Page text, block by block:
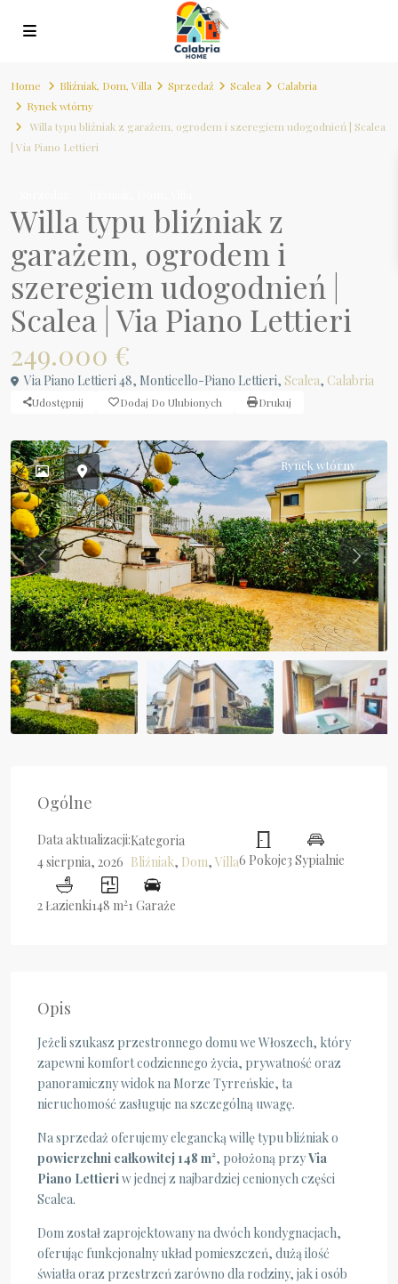
Home Bliźniak, Dom,Villa Sprzedaż Scalea
Calabria
Rynek wtórny
Willa typu bliźniak z garażem, ogrodem i szeregiem udogodnień | Scalea
| Via Piano Lettieri
Willa typu bliźniak z
garażem, ogrodem i
szeregiem udogodnień |
Scalea | Via Piano Lettieri
249.000 €
Via Piano Lettieri 48, Monticello-Piano Lettieri, Scalea, Calabria
Udostępnij Dodaj Do Ulubionych Drukuj
Rynek wtórny
Previous
Ogólne
Data aktualizacji:
4 sierpnia, 2026
Kategoria
Bliźniak, Dom, Villa6 Pokoje3 Sypialnie
2 Łazienki148 m21 Garaże
Opis
Jeżeli szukasz przestronnego domu we Włoszech, który
zapewni komfort codziennego życia, prywatność oraz
panoramiczny widok na Morze Tyrreńskie, ta
nieruchomość zasługuje na szczególną uwagę.
Na sprzedaż oferujemy elegancką willę typu bliźniak o
powierzchni całkowitej 148 m², położoną przyVia
Piano Lettieriw jednej z najbardziej cenionych części
Scalea.
Dom został zaprojektowany na dwóch kondygnacjach,
oferując funkcjonalny układ pomieszczeń, dużą ilość
światła oraz przestrzeń zarówno dla rodziny, jak i osób